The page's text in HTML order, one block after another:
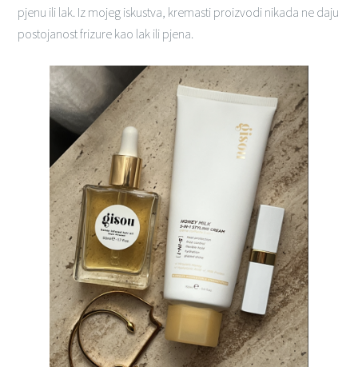
pjenu ili lak. Iz mojeg iskustva, kremasti proizvodi nikada ne daju
postojanost frizure kao lak ili pjena.